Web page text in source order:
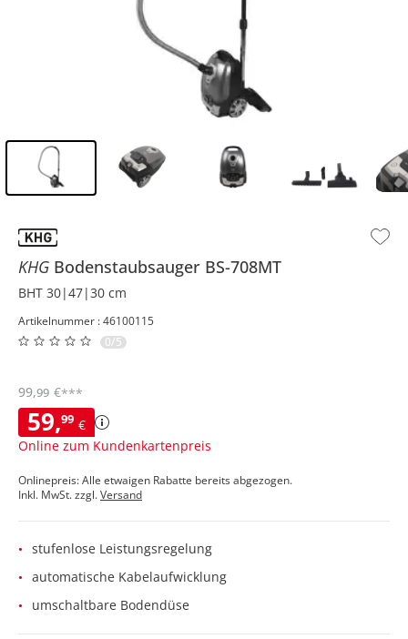
KHG Bodenstaubsauger BS-708MT
BHT 30|47|30 cm
Artikelnummer : 46100115
0/5
59,99 €
Online zum Kundenkartenpreis
99,99 €***
Onlinepreis: Alle etwaigen Rabatte bereits abgezogen.
Inkl. MwSt. zzgl.Versand
stufenlose Leistungsregelung
automatische Kabelaufwicklung
umschaltbare Bodendüse